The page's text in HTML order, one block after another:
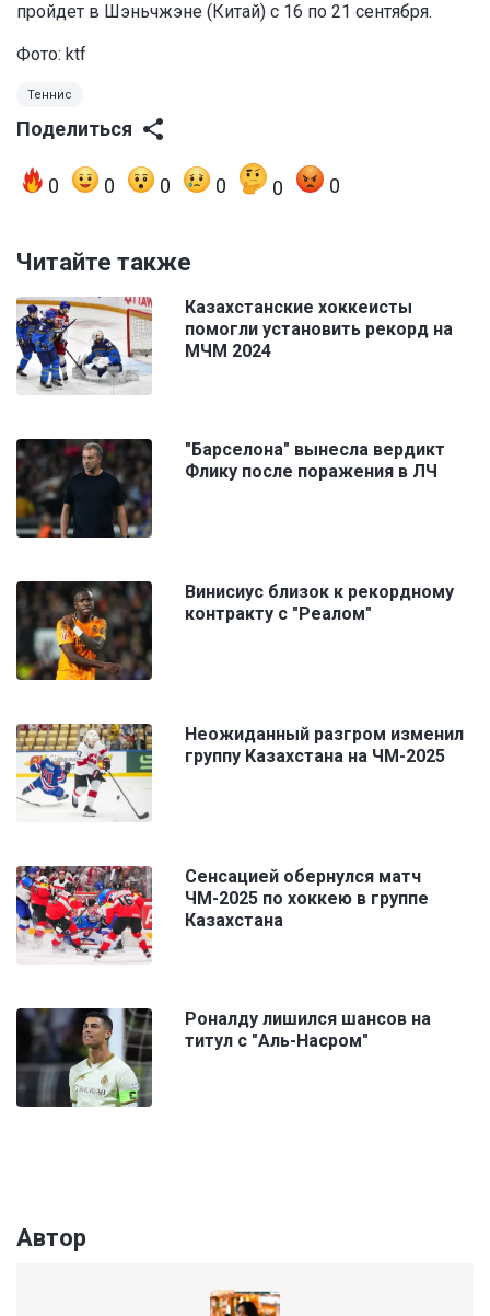
пройдет в Шэньчжэне (Китай) с 16 по 21 сентября.
Фото: ktf
Теннис
Поделиться
0 0 0 0 0 0
Читайте также
Казахстанские хоккеисты
помогли установить рекорд на
МЧМ 2024
"Барселона" вынесла вердикт
Флику после поражения в ЛЧ
Винисиус близок к рекордному
контракту с "Реалом"
Неожиданный разгром изменил
группу Казахстана на ЧМ-2025
Сенсацией обернулся матч
ЧМ-2025 по хоккею в группе
Казахстана
Роналду лишился шансов на
титул с "Аль-Насром"
Автор